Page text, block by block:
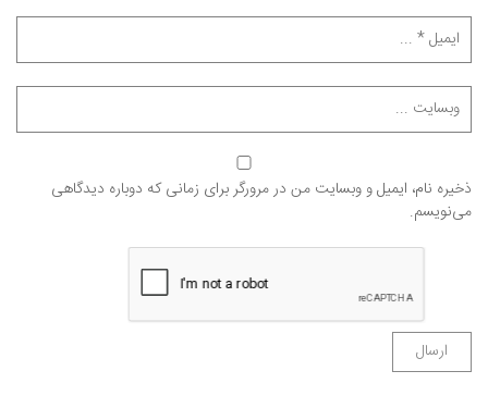
ذخیره نام، ایمیل و وبسایت من در مرورگر برای زمانی که دوباره دیدگاهی
می‌نویسم.